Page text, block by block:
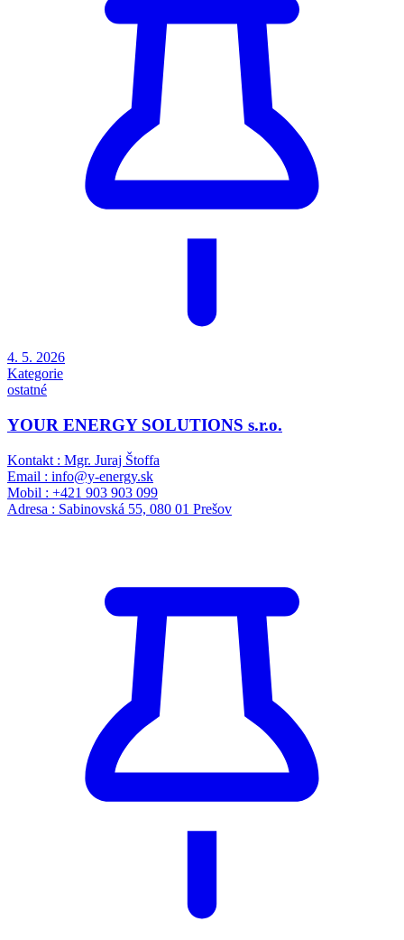
4. 5. 2026
Kategorie
ostatné
YOUR ENERGY SOLUTIONS s.r.o.
Kontakt : Mgr. Juraj Štoffa
Email : info@y-energy.sk
Mobil : +421 903 903 099
Adresa : Sabinovská 55, 080 01 Prešov